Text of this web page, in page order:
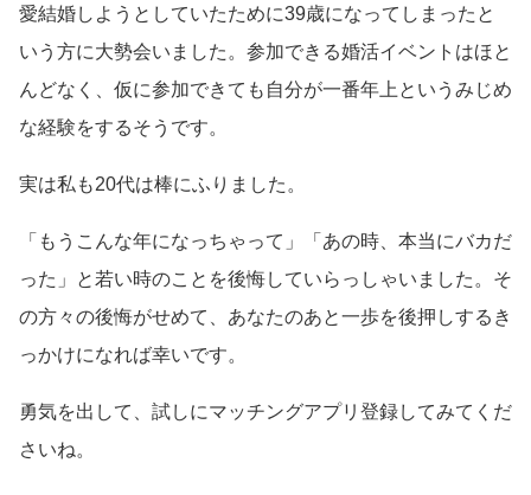
愛結婚しようとしていたために39歳になってしまったと
いう方に大勢会いました。参加できる婚活イベントはほと
んどなく、仮に参加できても自分が一番年上というみじめ
な経験をするそうです。
実は私も20代は棒にふりました。
「もうこんな年になっちゃって」「あの時、本当にバカだ
った」と若い時のことを後悔していらっしゃいました。そ
の方々の後悔がせめて、あなたのあと一歩を後押しするき
っかけになれば幸いです。
勇気を出して、試しにマッチングアプリ登録してみてくだ
さいね。